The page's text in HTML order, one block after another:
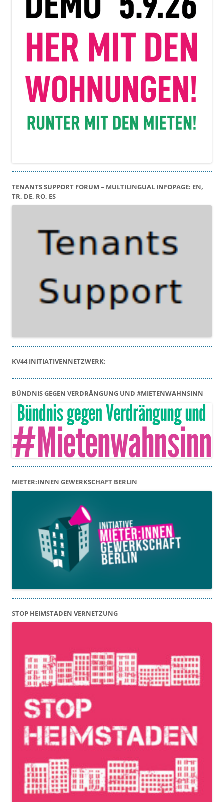
TENANTS SUPPORT FORUM – MULTILINGUAL INFOPAGE: EN,
TR, DE, RO, ES
KV44 INITIATIVENNETZWERK:
BÜNDNIS GEGEN VERDRÄNGUNG UND #MIETENWAHNSINN
MIETER:INNEN GEWERKSCHAFT BERLIN
STOP HEIMSTADEN VERNETZUNG